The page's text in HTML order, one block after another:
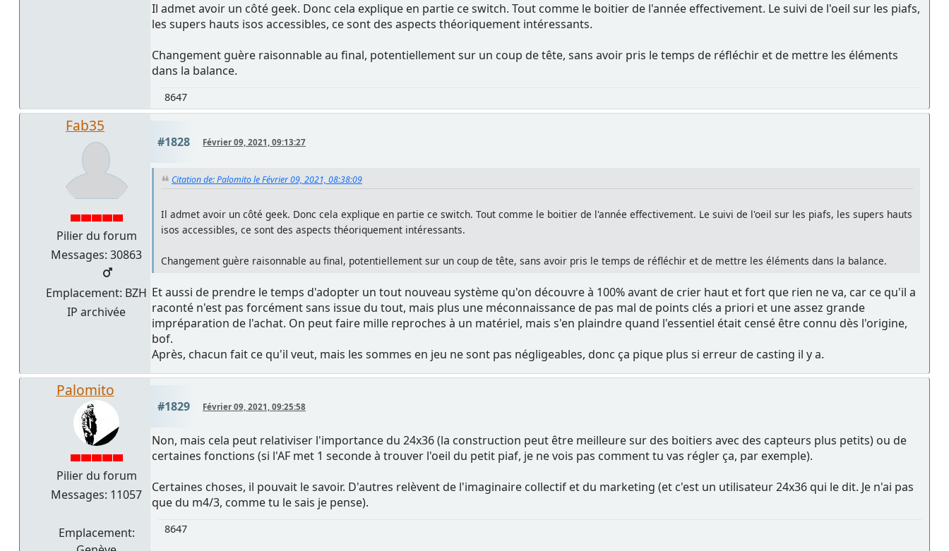
Il admet avoir un côté geek. Donc cela explique en partie ce switch. Tout comme le boitier de l'année effectivement. Le suivi de l'oeil sur les piafs,
les supers hauts isos accessibles, ce sont des aspects théoriquement intéressants.
Changement guère raisonnable au final, potentiellement sur un coup de tête, sans avoir pris le temps de réfléchir et de mettre les éléments
dans la balance.
8647
Fab35
Pilier du forum
Messages: 30863
Emplacement: BZH
IP archivée
#1828 Février 09, 2021, 09:13:27
Citation de: Palomito le Février 09, 2021, 08:38:09
Il admet avoir un côté geek. Donc cela explique en partie ce switch. Tout comme le boitier de l'année effectivement. Le suivi de l'oeil sur les piafs, les supers hauts
isos accessibles, ce sont des aspects théoriquement intéressants.
Changement guère raisonnable au final, potentiellement sur un coup de tête, sans avoir pris le temps de réfléchir et de mettre les éléments dans la balance.
Et aussi de prendre le temps d'adopter un tout nouveau système qu'on découvre à 100% avant de crier haut et fort que rien ne va, car ce qu'il a
raconté n'est pas forcément sans issue du tout, mais plus une méconnaissance de pas mal de points clés a priori et une assez grande
impréparation de l'achat. On peut faire mille reproches à un matériel, mais s'en plaindre quand l'essentiel était censé être connu dès l'origine,
bof.
Après, chacun fait ce qu'il veut, mais les sommes en jeu ne sont pas négligeables, donc ça pique plus si erreur de casting il y a.
Palomito
Pilier du forum
Messages: 11057
Emplacement:
#1829 Février 09, 2021, 09:25:58
Non, mais cela peut relativiser l'importance du 24x36 (la construction peut être meilleure sur des boitiers avec des capteurs plus petits) ou de
certaines fonctions (si l'AF met 1 seconde à trouver l'oeil du petit piaf, je ne vois pas comment tu vas régler ça, par exemple).
Certaines choses, il pouvait le savoir. D'autres relèvent de l'imaginaire collectif et du marketing (et c'est un utilisateur 24x36 qui le dit. Je n'ai pas
que du m4/3, comme tu le sais je pense).
8647